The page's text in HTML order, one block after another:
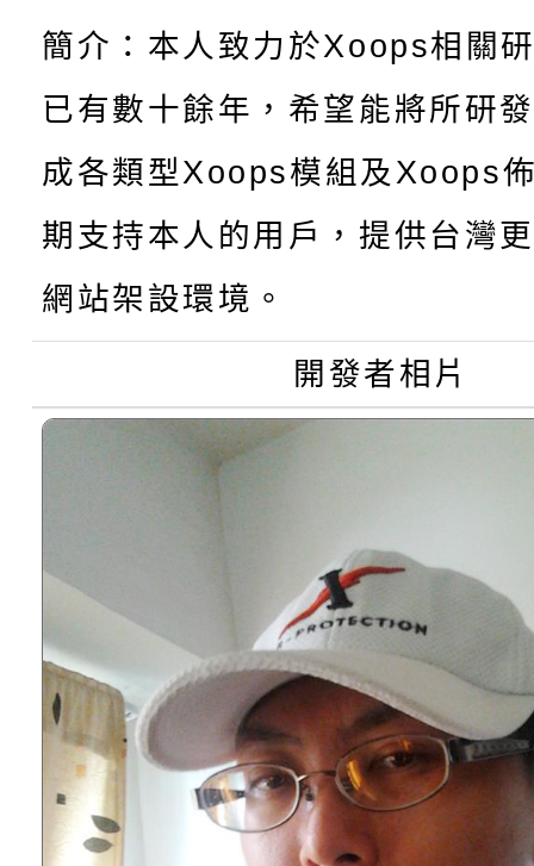
動辦法」
轉知臺中市政府政風處
城市手牽手，綠能透明
畫影片一案
轉知：「115學年度全
劇比賽實施要點」及修
表
轉知：桃園市115年度
敬師藝文競賽』實施計
【甄選結果(第11招)】
學年度第1學期第7次代
結果(第11招)
【甄選結果(第3招)】
學年度第1學期第9次代
結果(第3招)
簡介：本人致力於Xoops相關
已有數十餘年，希望能將所研
成各類型Xoops模組及Xoops
期支持本人的用戶，提供台灣
網站架設環境。
開發者相片